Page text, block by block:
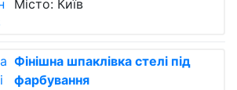
Місто: Київ
Фінішна шпаклівка стелі під
фарбування